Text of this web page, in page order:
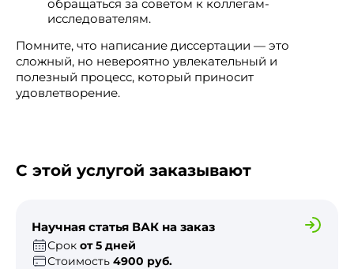
обращаться за советом к коллегам-
исследователям.
Помните, что написание диссертации — это
сложный, но невероятно увлекательный и
полезный процесс, который приносит
удовлетворение.
С этой услугой заказывают
Научная статья ВАК на заказ
Срок от 5 дней
Стоимость 4900 руб.